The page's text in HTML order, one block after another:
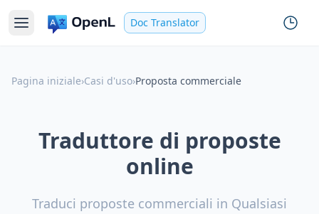
Doc Translator
Pagina iniziale›Casi d'uso›Proposta commerciale
Traduttore di proposte
online
Traduci proposte commerciali in Qualsiasi